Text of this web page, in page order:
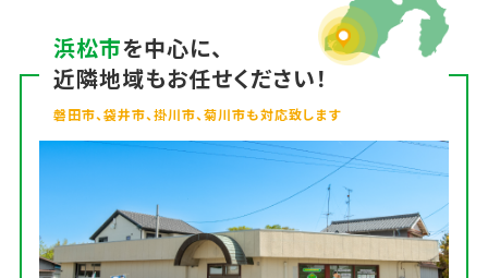
浜松市を中心に、
近隣地域もお任せください！
磐田市、袋井市、掛川市、菊川市も対応致します